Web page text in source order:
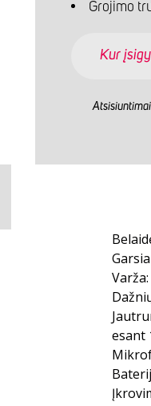
Grojimo
Kur
Atsisiuntimai
esant